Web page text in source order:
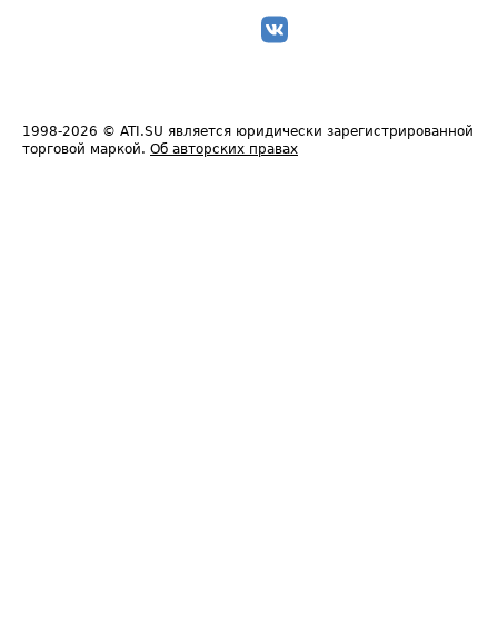
1998-2026 © ATI.SU является юридически зарегистрированной
торговой маркой. Об авторских правах